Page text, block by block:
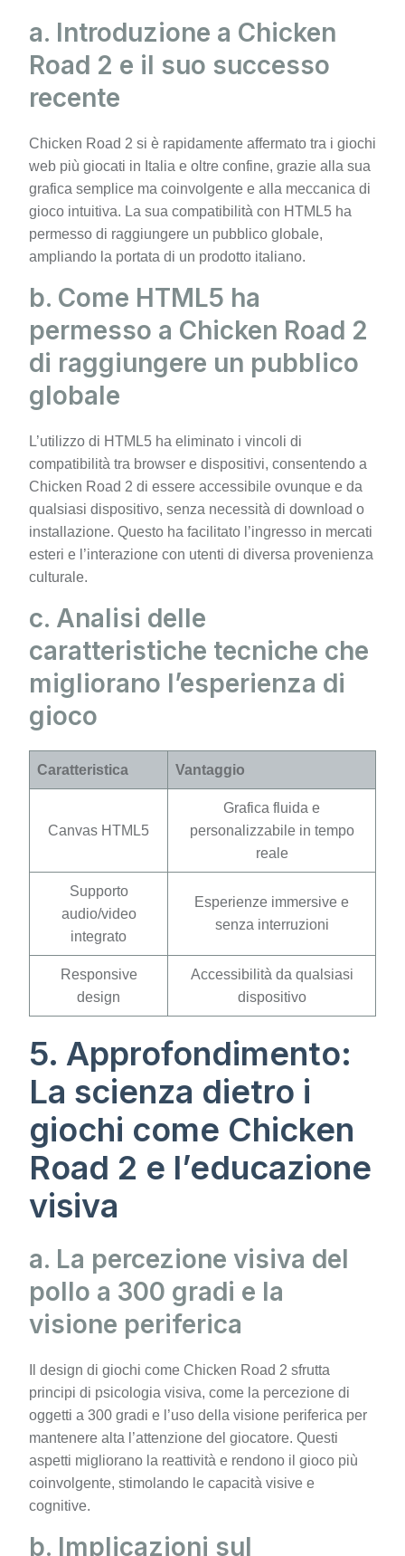
a. Introduzione a Chicken
Road 2 e il suo successo
recente
Chicken Road 2 si è rapidamente affermato tra i giochi
web più giocati in Italia e oltre confine, grazie alla sua
grafica semplice ma coinvolgente e alla meccanica di
gioco intuitiva. La sua compatibilità con HTML5 ha
permesso di raggiungere un pubblico globale,
ampliando la portata di un prodotto italiano.
b. Come HTML5 ha
permesso a Chicken Road 2
di raggiungere un pubblico
globale
L’utilizzo di HTML5 ha eliminato i vincoli di
compatibilità tra browser e dispositivi, consentendo a
Chicken Road 2 di essere accessibile ovunque e da
qualsiasi dispositivo, senza necessità di download o
installazione. Questo ha facilitato l’ingresso in mercati
esteri e l’interazione con utenti di diversa provenienza
culturale.
c. Analisi delle
caratteristiche tecniche che
migliorano l’esperienza di
gioco
Caratteristica Vantaggio
Canvas HTML5
Grafica fluida e
personalizzabile in tempo
reale
Supporto
audio/video
integrato
Esperienze immersive e
senza interruzioni
Responsive
design
Accessibilità da qualsiasi
dispositivo
5. Approfondimento:
La scienza dietro i
giochi come Chicken
Road 2 e l’educazione
visiva
a. La percezione visiva del
pollo a 300 gradi e la
visione periferica
Il design di giochi come Chicken Road 2 sfrutta
principi di psicologia visiva, come la percezione di
oggetti a 300 gradi e l’uso della visione periferica per
mantenere alta l’attenzione del giocatore. Questi
aspetti migliorano la reattività e rendono il gioco più
coinvolgente, stimolando le capacità visive e
cognitive.
b. Implicazioni sul